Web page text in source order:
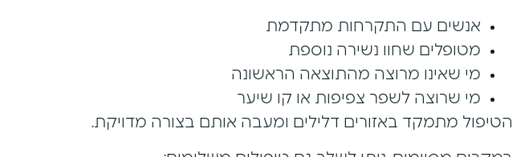
אנשים עם התקרחות מתקדמת
מטופלים שחוו נשירה נוספת
מי שאינו מרוצה מהתוצאה הראשונה
מי שרוצה לשפר צפיפות או קו שיער
הטיפול מתמקד באזורים דלילים ומעבה אותם בצורה מדויקת.